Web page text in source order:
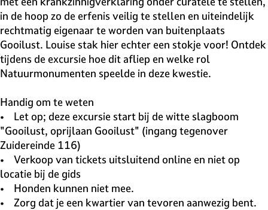
in de hoop zo de erfenis veilig te stellen en uiteindelijk
rechtmatig eigenaar te worden van buitenplaats
Gooilust. Louise stak hier echter een stokje voor! Ontdek
tijdens de excursie hoe dit afliep en welke rol
Natuurmonumenten speelde in deze kwestie.
Handig om te weten
• Let op; deze excursie start bij de witte slagboom
"Gooilust, oprijlaan Gooilust" (ingang tegenover
Zuidereinde 116)
• Verkoop van tickets uitsluitend online en niet op
locatie bij de gids
• Honden kunnen niet mee.
• Zorg dat je een kwartier van tevoren aanwezig bent.